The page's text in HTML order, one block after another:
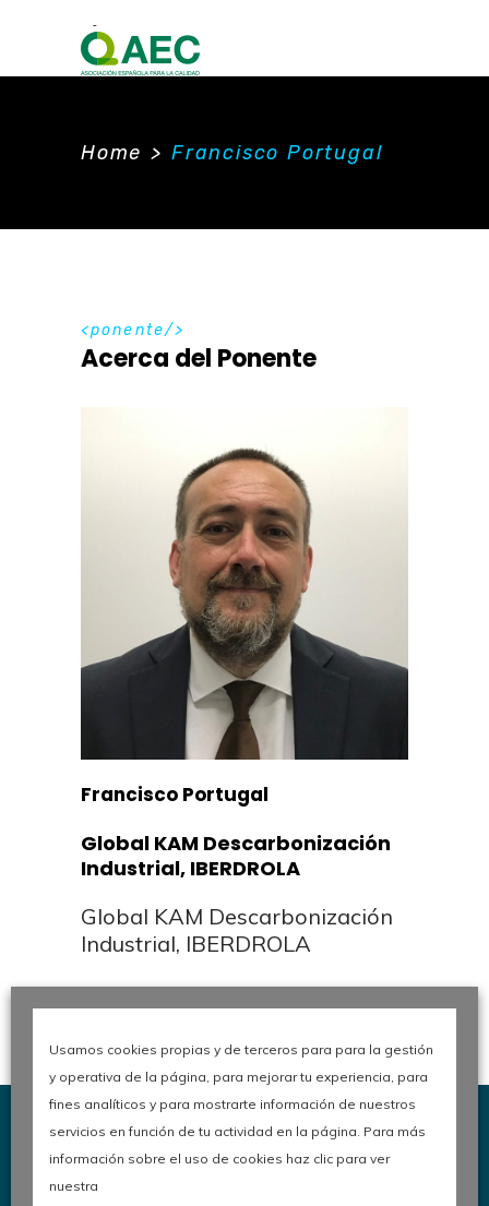
Home > Francisco Portugal
ponente
Acerca del Ponente
Francisco Portugal
Global KAM Descarbonización
Industrial, IBERDROLA
Global KAM Descarbonización
Industrial, IBERDROLA
Usamos cookies propias y de terceros para para la gestión
y operativa de la página, para mejorar tu experiencia, para
fines analíticos y para mostrarte información de nuestros
servicios en función de tu actividad en la página. Para más
información sobre el uso de cookies haz clic para ver
nuestra